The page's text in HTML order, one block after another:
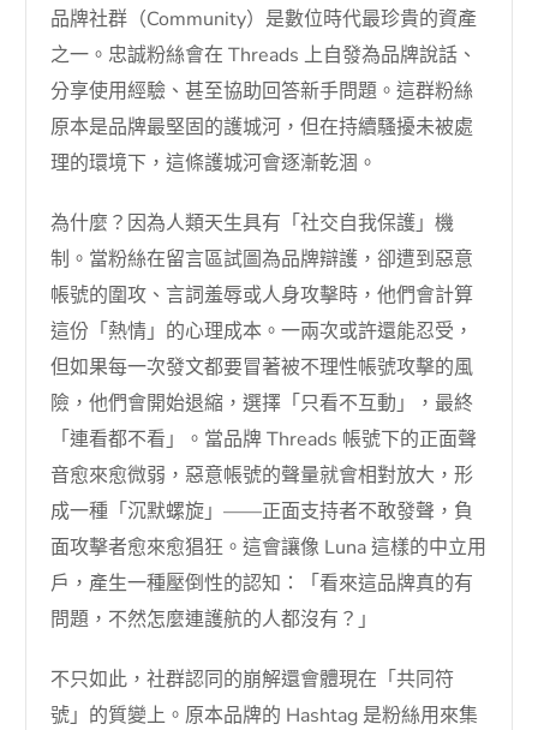
品牌社群（Community）是數位時代最珍貴的資產
之一。忠誠粉絲會在 Threads 上自發為品牌說話、
分享使用經驗、甚至協助回答新手問題。這群粉絲
原本是品牌最堅固的護城河，但在持續騷擾未被處
理的環境下，這條護城河會逐漸乾涸。
為什麼？因為人類天生具有「社交自我保護」機
制。當粉絲在留言區試圖為品牌辯護，卻遭到惡意
帳號的圍攻、言詞羞辱或人身攻擊時，他們會計算
這份「熱情」的心理成本。一兩次或許還能忍受，
但如果每一次發文都要冒著被不理性帳號攻擊的風
險，他們會開始退縮，選擇「只看不互動」，最終
「連看都不看」。當品牌 Threads 帳號下的正面聲
音愈來愈微弱，惡意帳號的聲量就會相對放大，形
成一種「沉默螺旋」——正面支持者不敢發聲，負
面攻擊者愈來愈猖狂。這會讓像 Luna 這樣的中立用
戶，產生一種壓倒性的認知：「看來這品牌真的有
問題，不然怎麼連護航的人都沒有？」
不只如此，社群認同的崩解還會體現在「共同符
號」的質變上。原本品牌的 Hashtag 是粉絲用來集